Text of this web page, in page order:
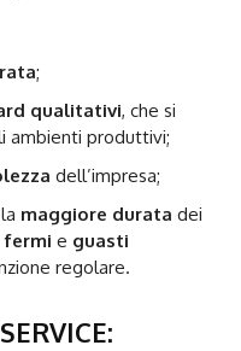
;
qualitativi, che si
ambienti produttivi;
dell’impresa;
maggiore durata dei
fermi e guasti
regolare.